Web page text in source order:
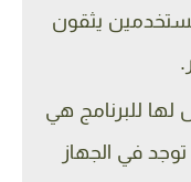
يثقون
لها للبرنامج هي
في الجهاز